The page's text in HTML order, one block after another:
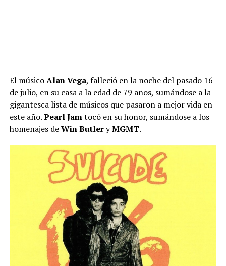
El músicoAlan Vega, falleció en la noche del pasado 16
de julio, en su casa a la edad de 79 años, sumándose a la
gigantesca lista de músicos que pasaron a mejor vida en
este año.Pearl Jamtocó en su honor, sumándose a los
homenajes deWin ButleryMGMT.